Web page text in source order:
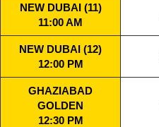
NEW DUBAI (11)
11:00 AM
NEW DUBAI (12)
12:00 PM
GHAZIABAD
GOLDEN
12:30 PM